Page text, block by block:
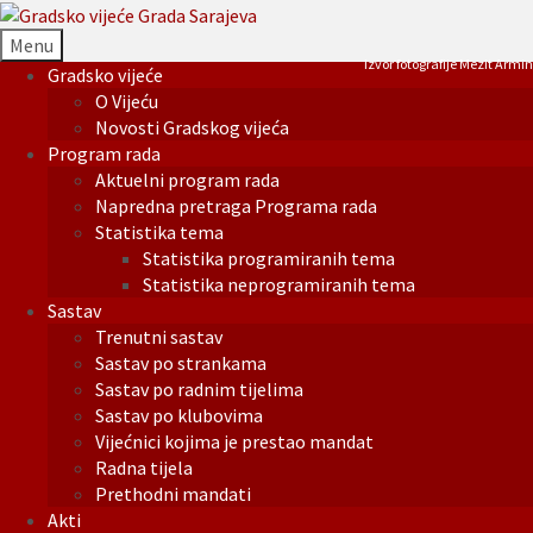
Menu
Gradsko vijeće
O Vijeću
Novosti Gradskog vijeća
Program rada
Aktuelni program rada
Napredna pretraga Programa rada
Statistika tema
Statistika programiranih tema
Statistika neprogramiranih tema
Sastav
Trenutni sastav
Sastav po strankama
Sastav po radnim tijelima
Sastav po klubovima
Vijećnici kojima je prestao mandat
Radna tijela
Prethodni mandati
Akti
Izvor fotografije Mezit Armin